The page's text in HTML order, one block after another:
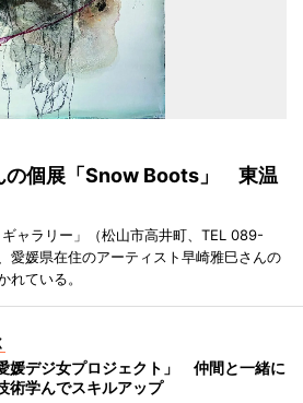
の個展「Snow Boots」 東温
ャラリー」（松山市高井町、TEL 089-
愛媛県在住のアーティスト早崎雅巳さんの
ている。
媛デジ女プロジェクト」 仲間と一緒に
術学んでスキルアップ